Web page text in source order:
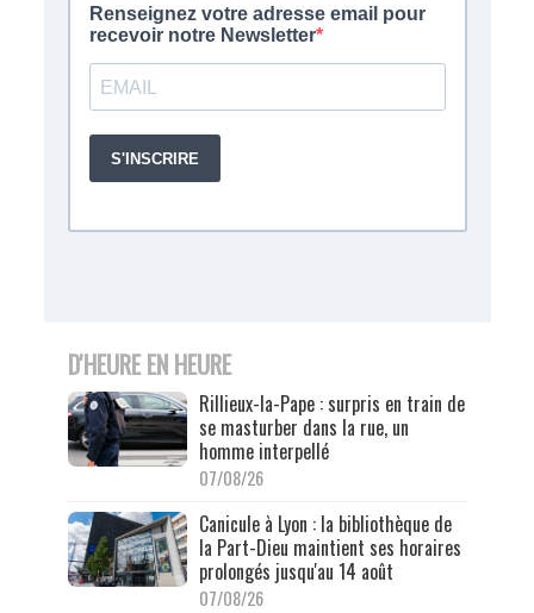
D'HEURE EN HEURE
Rillieux-la-Pape : surpris en train de
se masturber dans la rue, un
homme interpellé
07/08/26
Canicule à Lyon : la bibliothèque de
la Part-Dieu maintient ses horaires
prolongés jusqu'au 14 août
07/08/26